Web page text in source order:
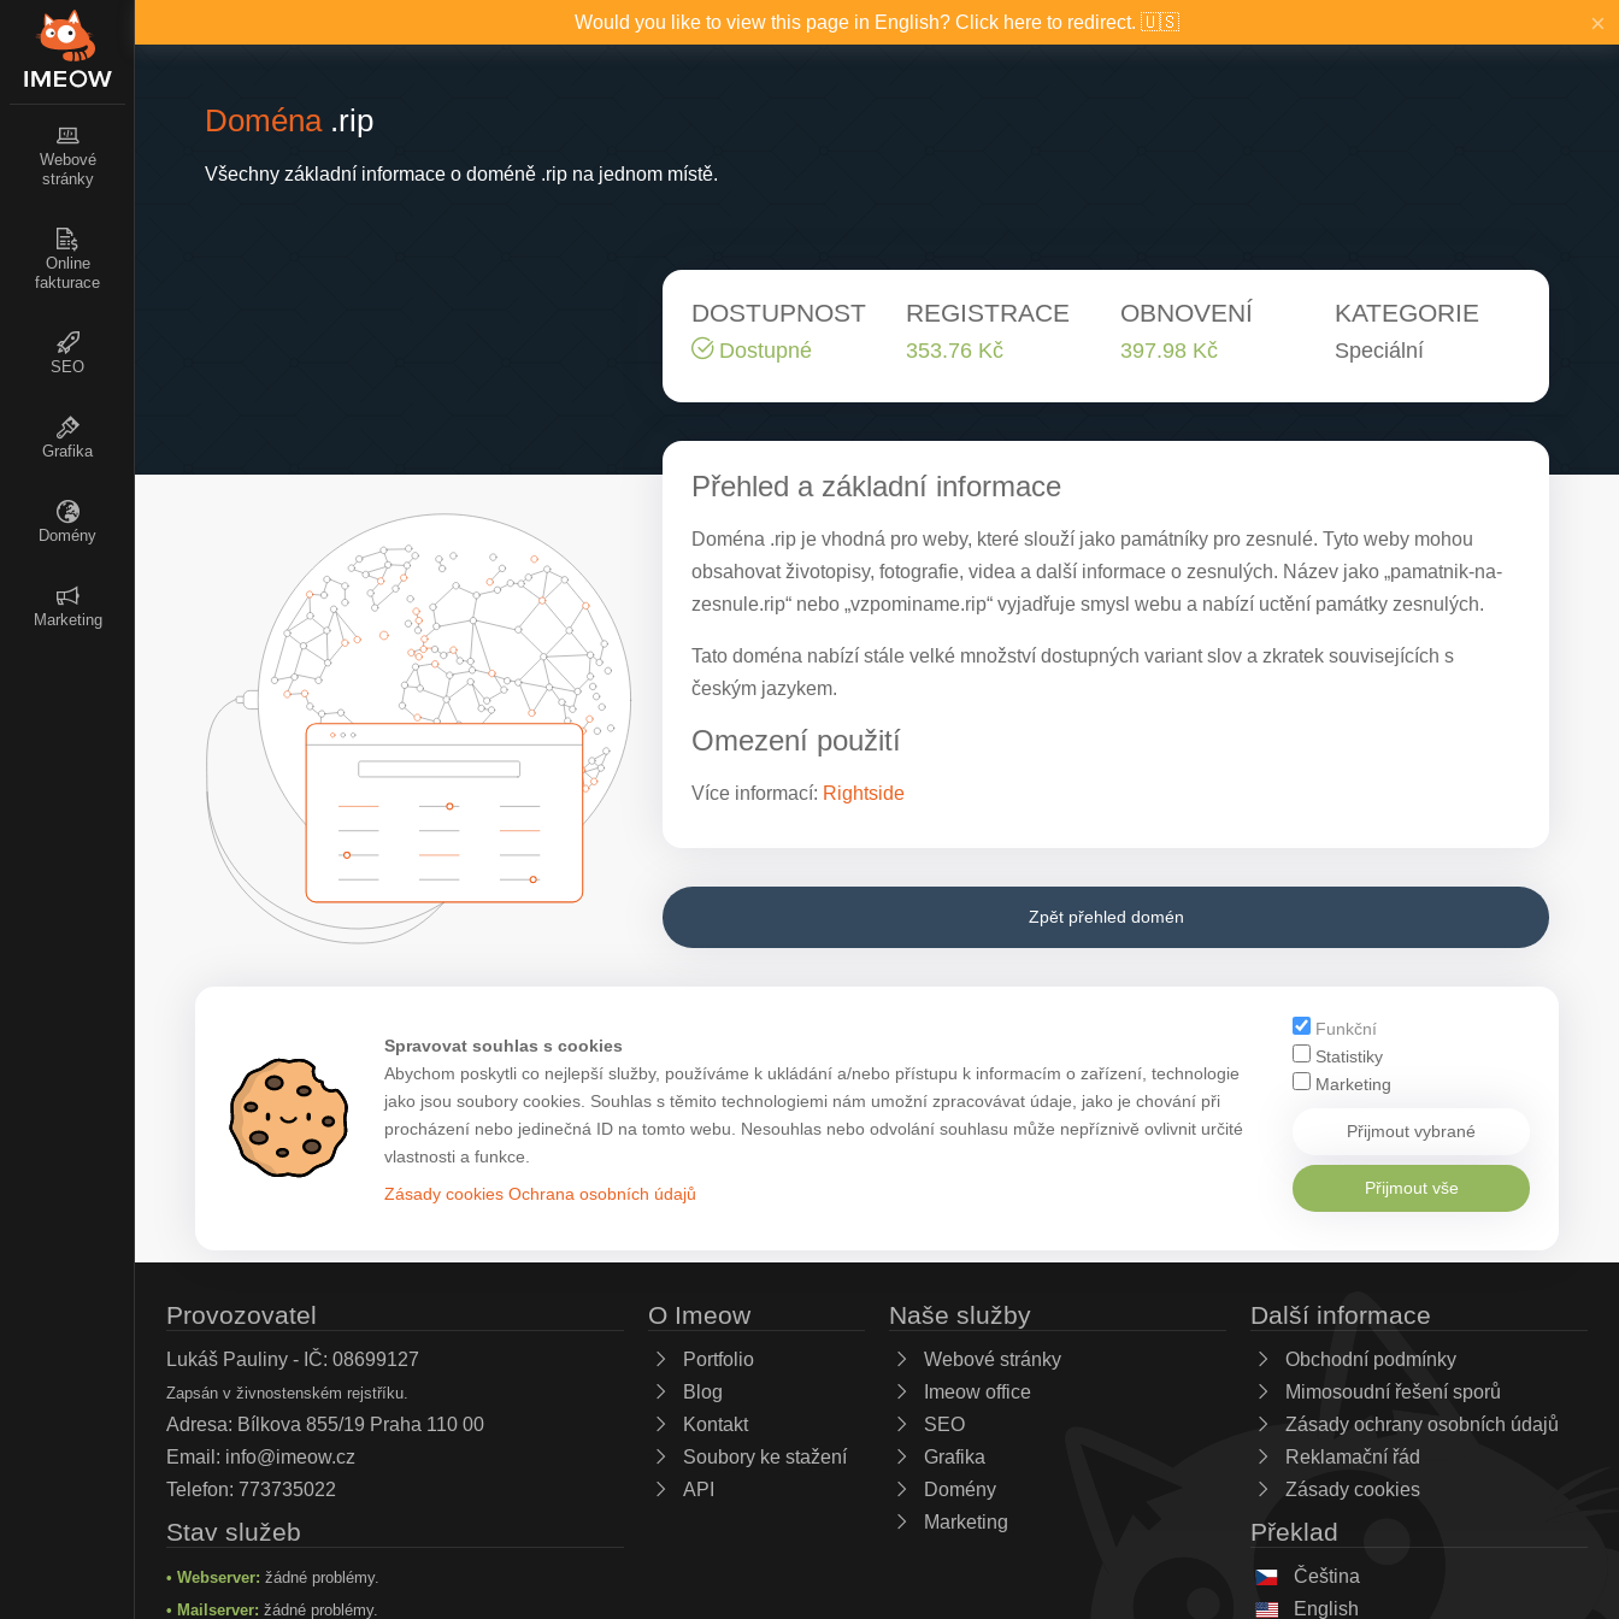
Webové
stránky
Online
fakturace
SEO
Grafika
Domény
Marketing
Would you like to view this page in English? Click here to redirect. 🇺🇸 ×
Doména.rip
Všechny základní informace o doméně .rip na jednom místě.
DOSTUPNOST
Dostupné
REGISTRACE
353.76 Kč
OBNOVENÍ
397.98 Kč
KATEGORIE
Speciální
Přehled a základní informace
Doména .rip je vhodná pro weby, které slouží jako památníky pro zesnulé. Tyto weby mohou
obsahovat životopisy, fotografie, videa a další informace o zesnulých. Název jako „pamatnik-na-
zesnule.rip“ nebo „vzpominame.rip“ vyjadřuje smysl webu a nabízí uctění památky zesnulých.
Tato doména nabízí stále velké množství dostupných variant slov a zkratek souvisejících s
českým jazykem.
Omezení použití
Více informací: Rightside
Zpět přehled domén
Spravovat souhlas s cookies
Abychom poskytli co nejlepší služby, používáme k ukládání a/nebo přístupu k informacím o zařízení, technologie
jako jsou soubory cookies. Souhlas s těmito technologiemi nám umožní zpracovávat údaje, jako je chování při
procházení nebo jedinečná ID na tomto webu. Nesouhlas nebo odvolání souhlasu může nepříznivě ovlivnit určité
vlastnosti a funkce.
Zásady cookies Ochrana osobních údajů
Funkční
Statistiky
Marketing
Přijmout vybrané
Přijmout vše
Provozovatel
Lukáš Pauliny - IČ: 08699127
Zapsán v živnostenském rejstříku.
Adresa: Bílkova 855/19 Praha 110 00
Email: info@imeow.cz
Telefon: 773735022
Stav služeb
• Webserver: žádné problémy.
• Mailserver: žádné problémy.
O Imeow
Portfolio
Blog
Kontakt
Soubory ke stažení
API
Naše služby
Webové stránky
Imeow office
SEO
Grafika
Domény
Marketing
Další informace
Obchodní podmínky
Mimosoudní řešení sporů
Zásady ochrany osobních údajů
Reklamační řád
Zásady cookies
Překlad
Čeština
English